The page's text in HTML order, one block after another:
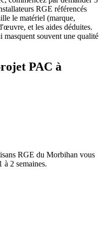
RGE référencés
le matériel (marque,
et les aides déduites.
souvent une qualité
PAC à
RGE du Morbihan vous
à 2 semaines.